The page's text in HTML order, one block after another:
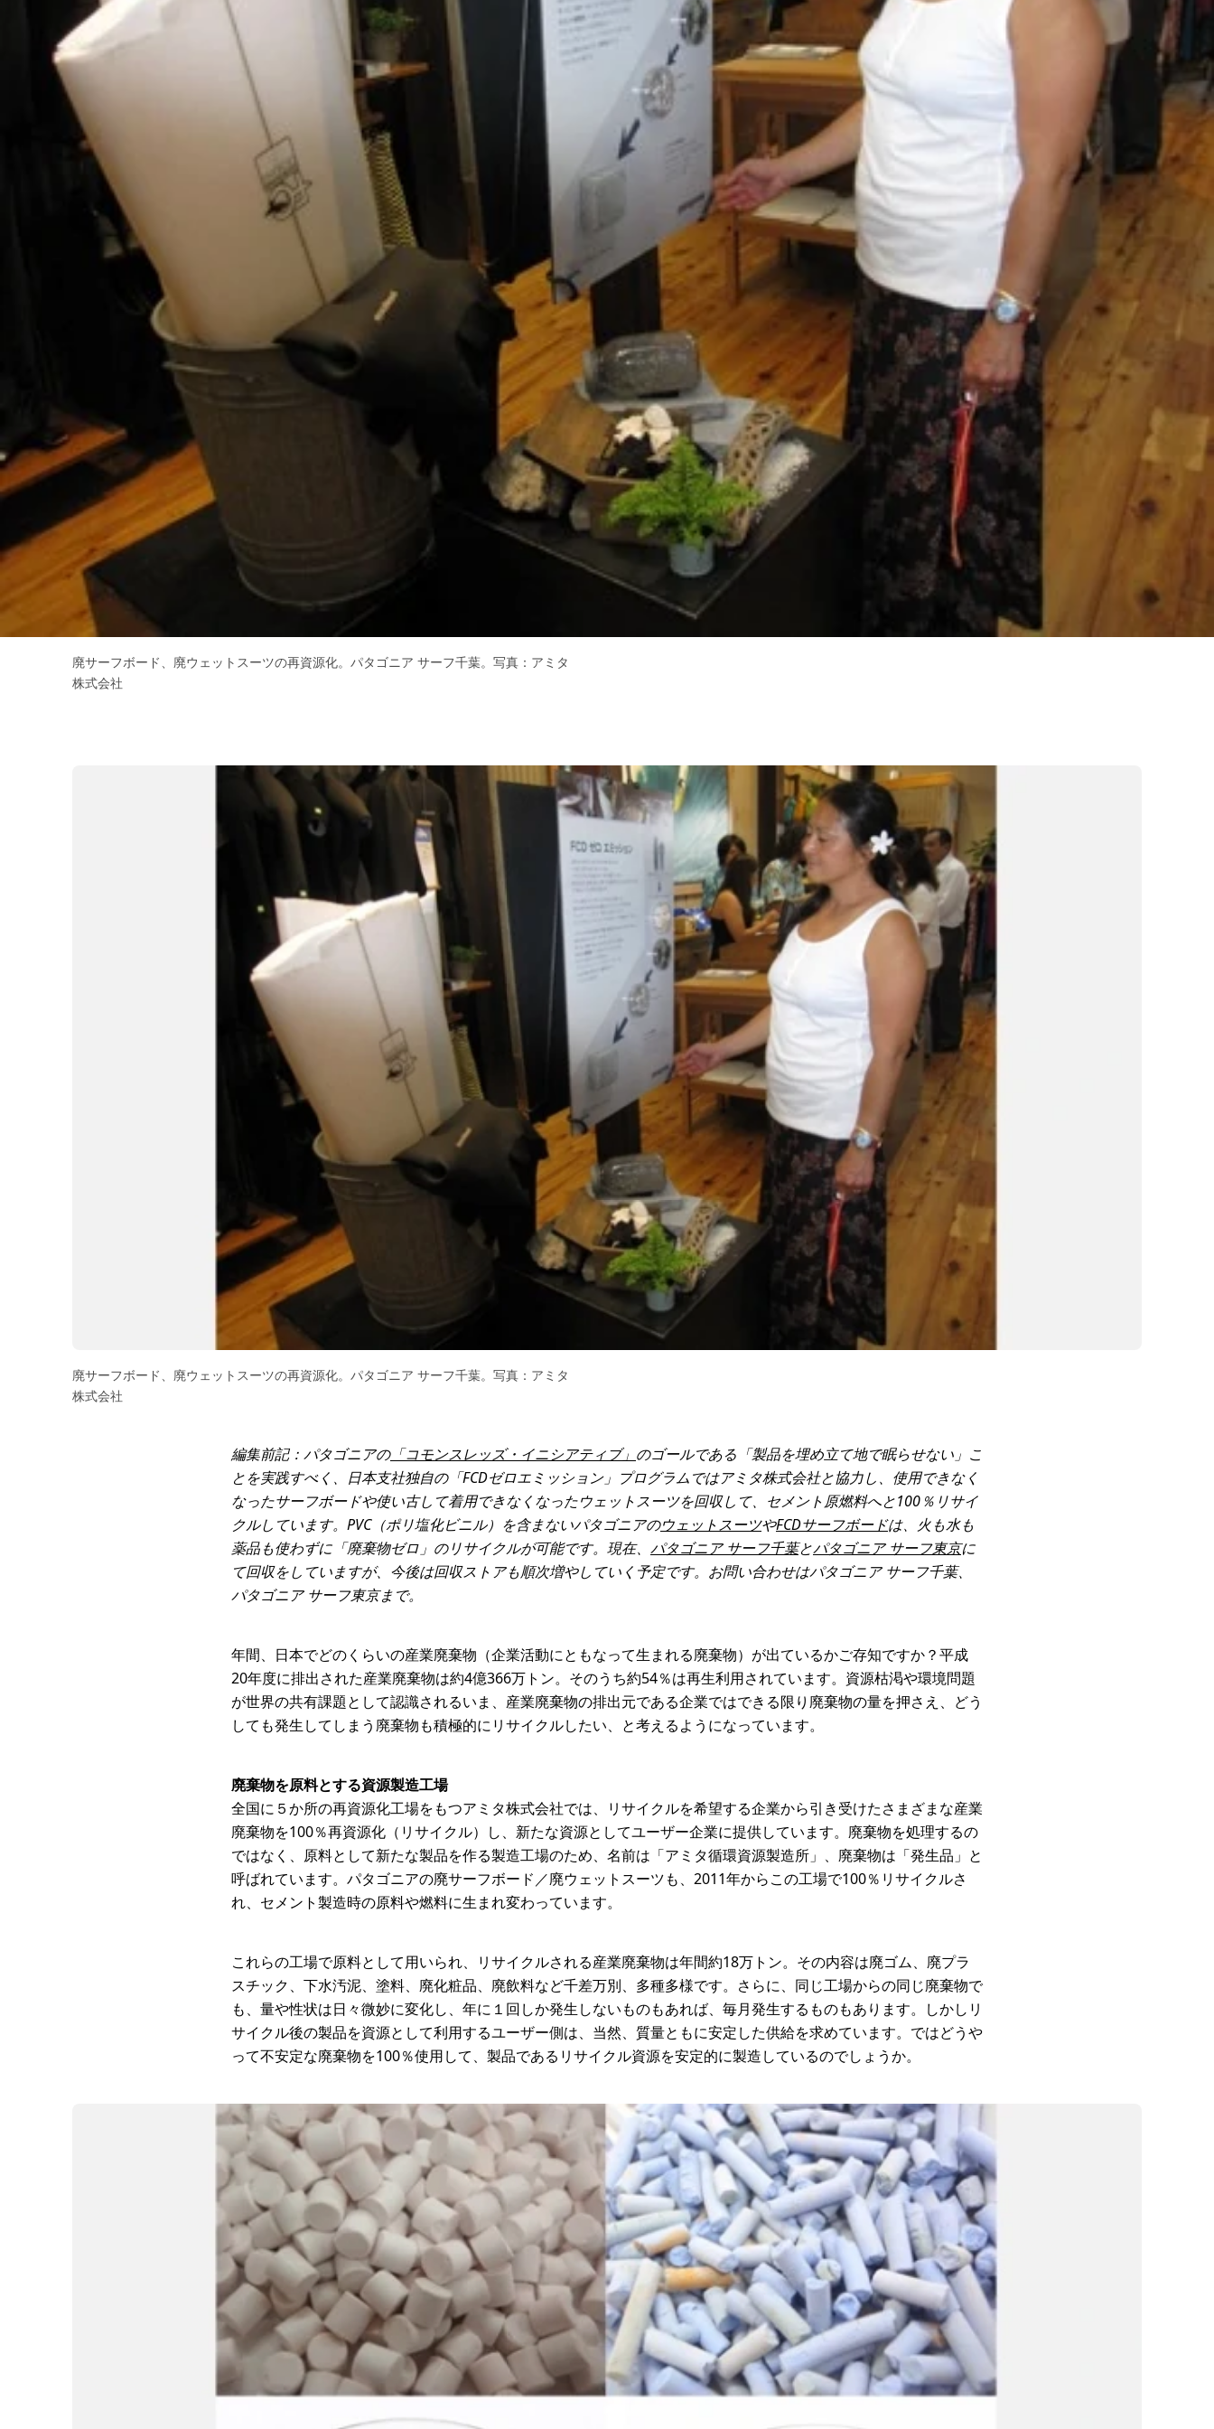
廃サーフボード、廃ウェットスーツの再資源化。パタゴニア サーフ千葉。写真：アミタ
株式会社
廃サーフボード、廃ウェットスーツの再資源化。パタゴニア サーフ千葉。写真：アミタ
株式会社
編集前記：パタゴニアの「コモンスレッズ・イニシアティブ」 のゴールである「製品を埋め立て地で眠らせない」こ
とを実践すべく、日本支社独自の「FCDゼロエミッション」プログラムではアミタ株式会社と協力し、使用できなく
なったサーフボードや使い古して着用できなくなったウェットスーツを回収して、セメント原燃料へと100％リサイ
クルしています。PVC（ポリ塩化ビニル）を含まないパタゴニアのウェットスーツやFCDサーフボードは、火も水も
薬品も使わずに「廃棄物ゼロ」のリサイクルが可能です。現在、 パタゴニア サーフ千葉とパタゴニア サーフ東京に
て回収をしていますが、今後は回収ストアも順次増やしていく予定です。お問い合わせはパタゴニア サーフ千葉、
パタゴニア サーフ東京まで。
年間、日本でどのくらいの産業廃棄物（企業活動にともなって生まれる廃棄物）が出ているかご存知ですか？平成
20年度に排出された産業廃棄物は約4億366万トン。そのうち約54％は再生利用されています。資源枯渇や環境問題
が世界の共有課題として認識されるいま、産業廃棄物の排出元である企業ではできる限り廃棄物の量を押さえ、どう
しても発生してしまう廃棄物も積極的にリサイクルしたい、と考えるようになっています。
廃棄物を原料とする資源製造工場
全国に５か所の再資源化工場をもつアミタ株式会社では、リサイクルを希望する企業から引き受けたさまざまな産業
廃棄物を100％再資源化（リサイクル）し、新たな資源としてユーザー企業に提供しています。廃棄物を処理するの
ではなく、原料として新たな製品を作る製造工場のため、名前は「アミタ循環資源製造所」、廃棄物は「発生品」と
呼ばれています。パタゴニアの廃サーフボード／廃ウェットスーツも、2011年からこの工場で100％リサイクルさ
れ、セメント製造時の原料や燃料に生まれ変わっています。
これらの工場で原料として用いられ、リサイクルされる産業廃棄物は年間約18万トン。その内容は廃ゴム、廃プラ
スチック、下水汚泥、塗料、廃化粧品、廃飲料など千差万別、多種多様です。さらに、同じ工場からの同じ廃棄物で
も、量や性状は日々微妙に変化し、年に１回しか発生しないものもあれば、毎月発生するものもあります。しかしリ
サイクル後の製品を資源として利用するユーザー側は、当然、質量ともに安定した供給を求めています。ではどうや
って不安定な廃棄物を100％使用して、製品であるリサイクル資源を安定的に製造しているのでしょうか。